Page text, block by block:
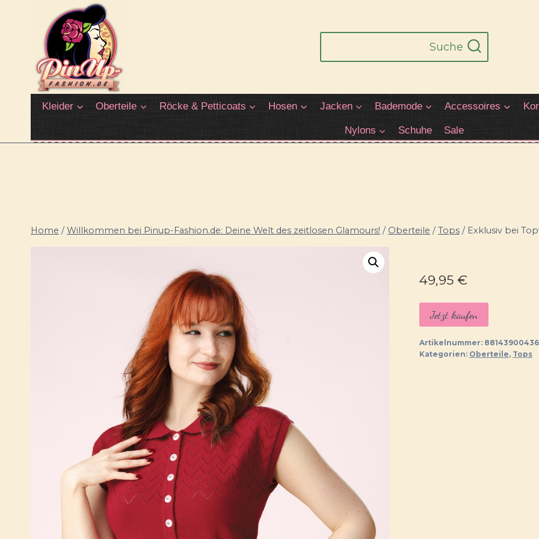
springen
Suche
Kleider Oberteile Röcke & Petticoats Hosen Jacken Bademode Accessoires
Nylons Schuhe Sale
Home / Willkommen bei Pinup-Fashion.de: Deine Welt des zeitlosen Glamours! / Oberteile / Tops / Exklusiv bei
49,95 €
Jetzt kaufen
Artikelnummer:
Kategorien: Oberteile, Tops